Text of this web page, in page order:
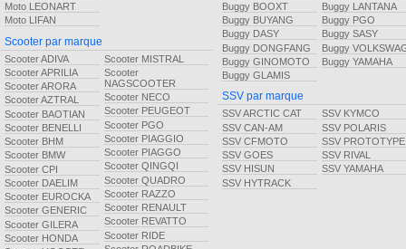
Moto LEONART
Moto LIFAN
Scooter par marque
Scooter ADIVA
Scooter APRILIA
Scooter ARORA
Scooter AZTRAL
Scooter BAOTIAN
Scooter BENELLI
Scooter BHM
Scooter BMW
Scooter CPI
Scooter DAELIM
Scooter EUROCKA
Scooter GENERIC
Scooter GILERA
Scooter HONDA
Scooter MISTRAL
Scooter
NAGSCOOTER
Scooter NECO
Scooter PEUGEOT
Scooter PGO
Scooter PIAGGIO
Scooter PIAGGO
Scooter QINGQI
Scooter QUADRO
Scooter RAZZO
Scooter RENAULT
Scooter REVATTO
Scooter RIDE
Buggy BOOXT
Buggy BUYANG
Buggy DASY
Buggy DONGFANG
Buggy GINOMOTO
Buggy GLAMIS
Buggy LANTANA
Buggy PGO
Buggy SASY
Buggy
Buggy YAMAHA
SSV par marque
SSV ARCTIC CAT
SSV CAN-AM
SSV CFMOTO
SSV GOES
SSV HISUN
SSV HYTRACK
SSV KYMCO
SSV POLARIS
SSV PROTOTYPE
SSV RIVAL
SSV YAMAHA